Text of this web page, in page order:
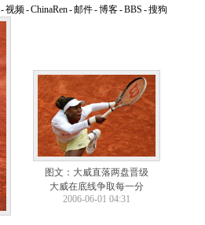
-视频-ChinaRen-邮件-博客-BBS -搜狗
图文：大威直落两盘晋级
大威在底线争取每一分
2006-06-01 04:31